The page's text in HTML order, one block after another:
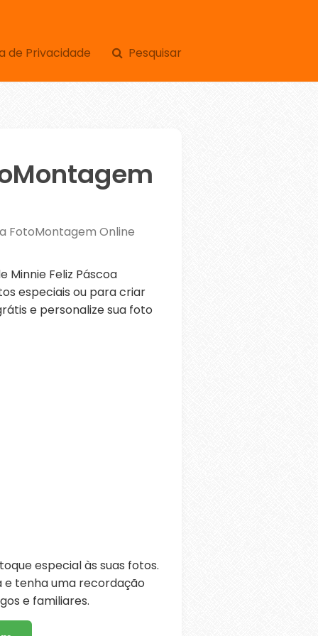
de Privacidade Pesquisar
FotoMontagem Online
Feliz Páscoa
especiais ou para criar
e personalize sua foto
especial às suas fotos.
e tenha uma recordação
e familiares.